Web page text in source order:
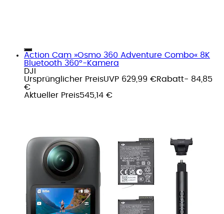
Action Cam »Osmo 360 Adventure Combo« 8K
Bluetooth 360°-Kamera
DJI
Ursprünglicher PreisUVP 629,99 €Rabatt- 84,85
€
Aktueller Preis545,14 €